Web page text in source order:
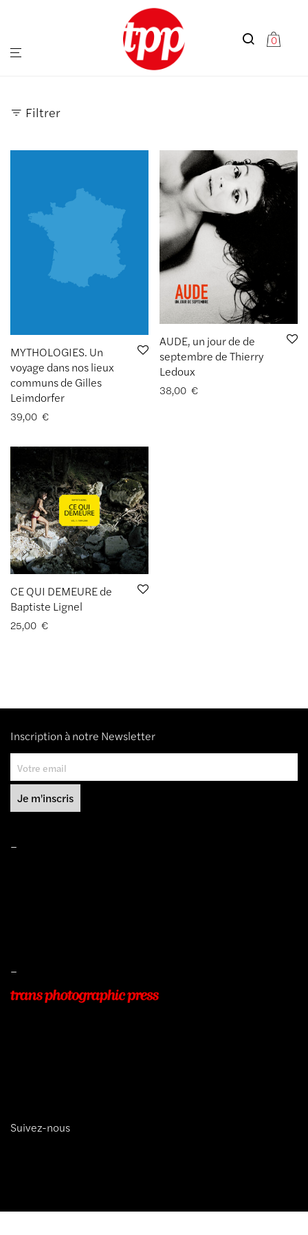
0
Filtrer
MYTHOLOGIES. Un
voyage dans nos lieux
communs de Gilles
Leimdorfer
39,00 €
AUDE, un jour de de
septembre de Thierry
Ledoux
38,00 €
CE QUI DEMEURE de
Baptiste Lignel
25,00 €
Inscription à notre Newsletter
–
–
Suivez-nous
trans photographic press © 2026